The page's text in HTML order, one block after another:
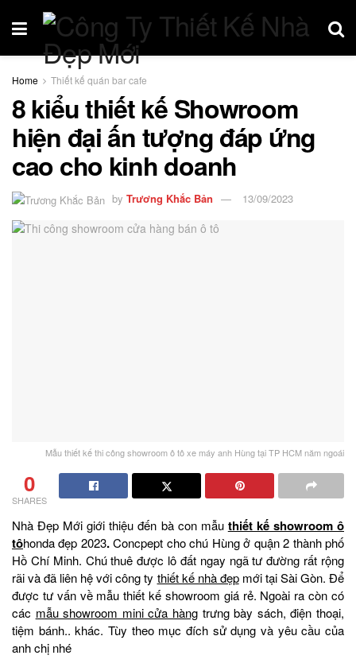
Home Thiết kế quán bar cafe
8 kiểu thiết kế Showroom
hiện đại ấn tượng đáp ứng
cao cho kinh doanh
by Trương Khắc Bản 13/09/2023
Mẫu thiết kế thi công showroom ô tô xe máy anh Hùng tại TP HCM năm ngoái
0
SHARES
Nhà Đẹp Mới giới thiệu đến bà con mẫu thiết kế showroom ô
tôhonda đẹp 2023.Concpept cho chú Hùng ở quận 2 thành phố
Hồ Chí Minh. Chú thuê được lô đất ngay ngã tư đường rất rộng
rãi và đã liên hệ với công ty thiết kế nhà đẹpmới tại Sài Gòn. Để
được tư vấn về mẫu thiết kế showroom giá rẻ. Ngoài ra còn có
các mẫu showroom mini cửa hàng trưng bày sách, điện thoại,
tiệm bánh.. khác. Tùy theo mục đích sử dụng và yêu cầu của
anh chị nhé